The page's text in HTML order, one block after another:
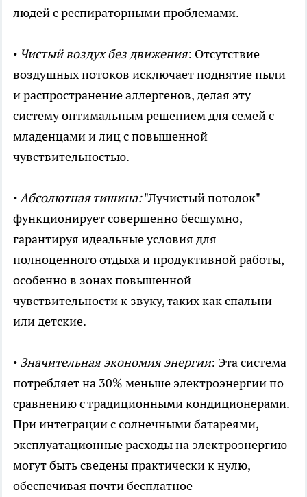
людей с респираторными проблемами.
• Чистый воздух без движения: Отсутствие
воздушных потоков исключает поднятие пыли
и распространение аллергенов, делая эту
систему оптимальным решением для семей с
младенцами и лиц с повышенной
чувствительностью.
•Абсолютная тишина:"Лучистый потолок"
функционирует совершенно бесшумно,
гарантируя идеальные условия для
полноценного отдыха и продуктивной работы,
особенно в зонах повышенной
чувствительности к звуку, таких как спальни
или детские.
• Значительная экономия энергии: Эта система
потребляет на 30% меньше электроэнергии по
сравнению с традиционными кондиционерами.
При интеграции с солнечными батареями,
эксплуатационные расходы на электроэнергию
могут быть сведены практически к нулю,
обеспечивая почти бесплатное